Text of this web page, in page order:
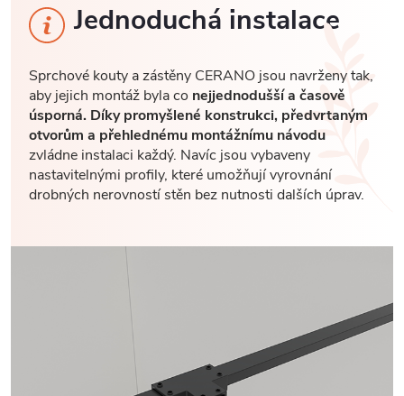
Jednoduchá instalace
Sprchové kouty a zástěny CERANO jsou navrženy tak,
aby jejich montáž byla co nejjednodušší a časově
úsporná. Díky promyšlené konstrukci, předvrtaným
otvorům a přehlednému montážnímu návodu
zvládne instalaci každý. Navíc jsou vybaveny
nastavitelnými profily, které umožňují vyrovnání
drobných nerovností stěn bez nutnosti dalších úprav.